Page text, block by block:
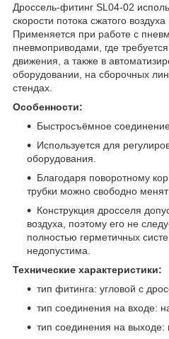
Дроссель-фитинг SL04-02
скорости потока сжатого
Применяется при работе с
пневмоприводами, где
движения, а также в
оборудовании, на сборочных
стендах.
Особенности:
Быстросъёмное соединение
Используется для
оборудования.
Благодаря поворотному
трубки можно свободно
Конструкция дросселя
воздуха, поэтому его не
полностью герметичных
недопустима.
Технические характеристики:
тип фитинга: угловой с
тип соединения на входе:
тип соединения на выходе: